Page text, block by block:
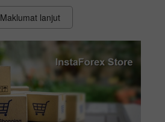
Maklumat lanjut